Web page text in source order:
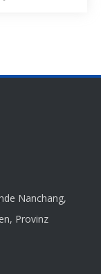
Nanchang,
Provinz